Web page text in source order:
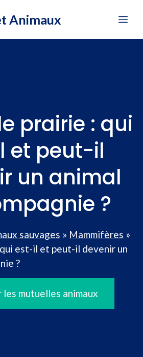
Animaux
prairie : qui
et peut-il
un animal
?
sauvages » Mammifères »
est-il et peut-il devenir un
?
les mutuelles animaux